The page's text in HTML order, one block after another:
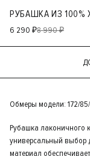
РУБАШКА ИЗ 100%
6 290 ₽8 990 ₽
Обмеры модели: 172/
Рубашка лаконичного
универсальный выбор
материал